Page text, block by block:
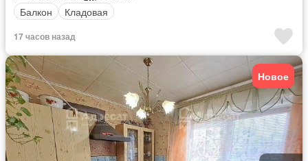
Балкон
Кладовая
17 часов назад
Новое